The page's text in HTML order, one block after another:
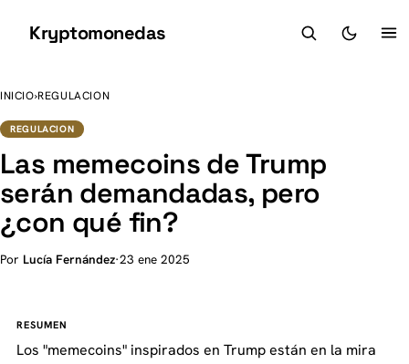
Kryptomonedas
INICIO›REGULACION
REGULACION
Las memecoins de Trump
serán demandadas, pero
¿con qué fin?
Por Lucía Fernández·23 ene 2025
RESUMEN
Los "memecoins" inspirados en Trump están en la mira